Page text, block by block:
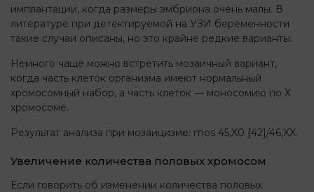
имплантации, когда размеры эмбриона очень малы. В
литературе при детектируемой на УЗИ беременности
такие случаи описаны, но это крайне редкие варианты.
Немного чаще можно встретить мозаичный вариант,
когда часть клеток организма имеют нормальный
хромосомный набор, а часть клеток — моносомию по Х
хромосоме.
Результат анализа при мозаицизме: mos 45,X0 [42]/46,XX.
Увеличение количества половых хромосом
Если говорить об изменении количества половых